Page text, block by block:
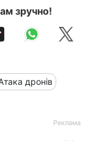
зручно!
дронів